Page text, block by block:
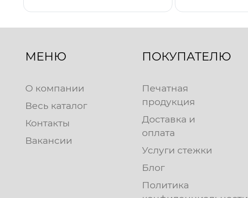
МЕНЮ
О компании
Весь каталог
Контакты
Вакансии
ПОКУПАТЕЛЮ
Печатная
продукция
Доставка и
оплата
Услуги стежки
Блог
Политика